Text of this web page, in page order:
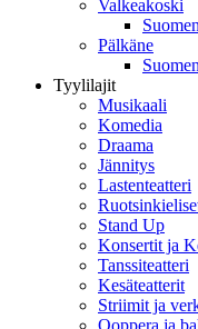
Valkeakoski
Pälkäne
Tyylilajit
Musikaali
Komedia
Draama
Jännitys
Lastenteatteri
Stand Up
Konsertit ja
Tanssiteatteri
Kesäteatterit
Striimit ja
Ooppera ja